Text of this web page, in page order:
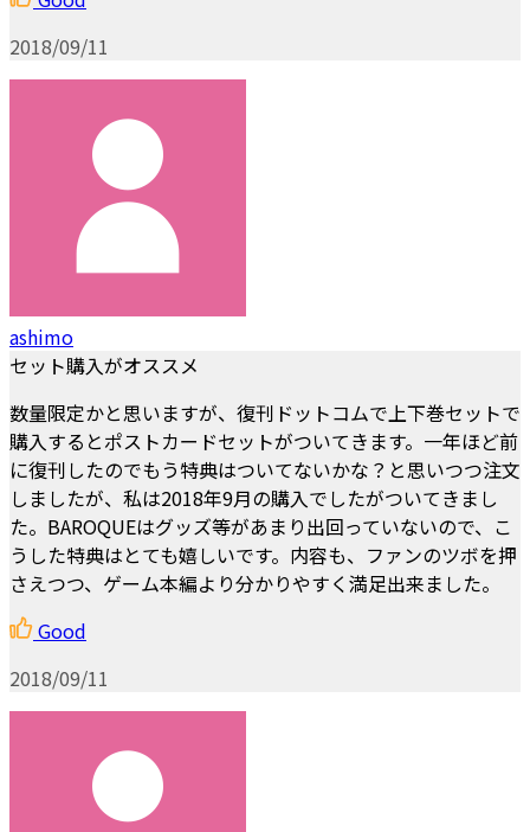
2018/09/11
ashimo
セット購入がオススメ
数量限定かと思いますが、復刊ドットコムで上下巻セットで
購入するとポストカードセットがついてきます。一年ほど前
に復刊したのでもう特典はついてないかな？と思いつつ注文
しましたが、私は2018年9月の購入でしたがついてきまし
た。BAROQUEはグッズ等があまり出回っていないので、こ
うした特典はとても嬉しいです。内容も、ファンのツボを押
さえつつ、ゲーム本編より分かりやすく満足出来ました。
Good
2018/09/11